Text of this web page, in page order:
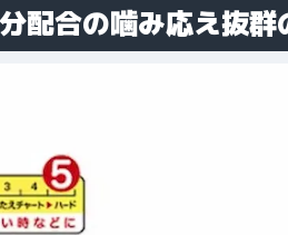
配合の噛み応え抜群